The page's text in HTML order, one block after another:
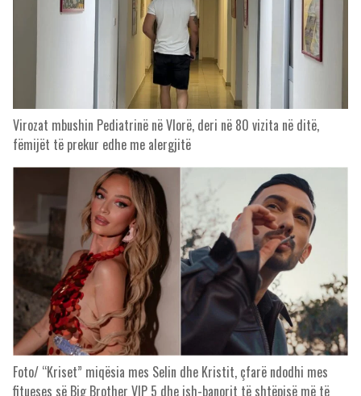
Virozat mbushin Pediatrinë në Vlorë, deri në 80 vizita në ditë,
fëmijët të prekur edhe me alergjitë
Foto/ “Kriset” miqësia mes Selin dhe Kristit, çfarë ndodhi mes
fitueses së Big Brother VIP 5 dhe ish-banorit të shtëpisë më të